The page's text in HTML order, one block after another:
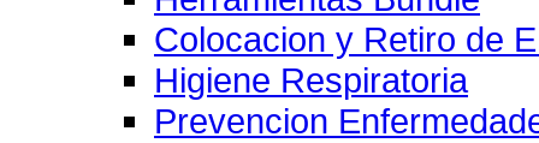
Colocacion y Retiro de
Higiene Respiratoria
Prevencion